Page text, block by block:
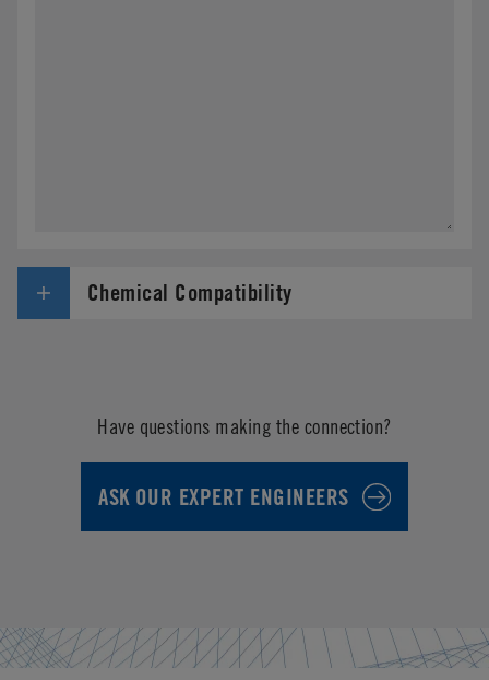
Chemical Compatibility
Have questions making the connection?
ASK OUR EXPERT ENGINEERS